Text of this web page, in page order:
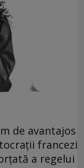
de avantajos
francezi
a regelui